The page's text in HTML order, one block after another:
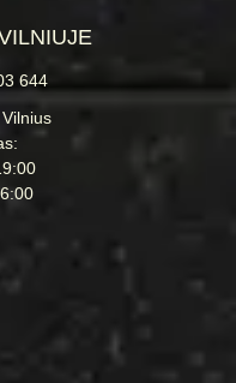
644